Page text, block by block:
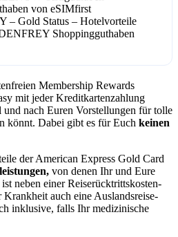
von eSIMfirst
– Gold Status – Hotelvorteile
Shoppingguthaben
Membership Rewards
mit jeder Kreditkartenzahlung
nach Euren Vorstellungen für tolle
könnt. Dabei gibt es für Euch keinen
der American Express Gold Card
von denen Ihr und Eure
neben einer Reiserücktrittskosten-
auch eine Auslandsreise-
inklusive, falls Ihr medizinische